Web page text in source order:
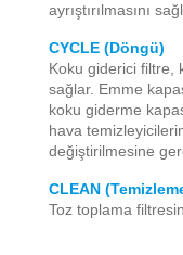
ayrıştırılmasını
CYCLE (Döngü)
Koku giderici filtre,
sağlar. Emme
koku giderme
hava
değiştirilmesine
CLEAN
Toz toplama